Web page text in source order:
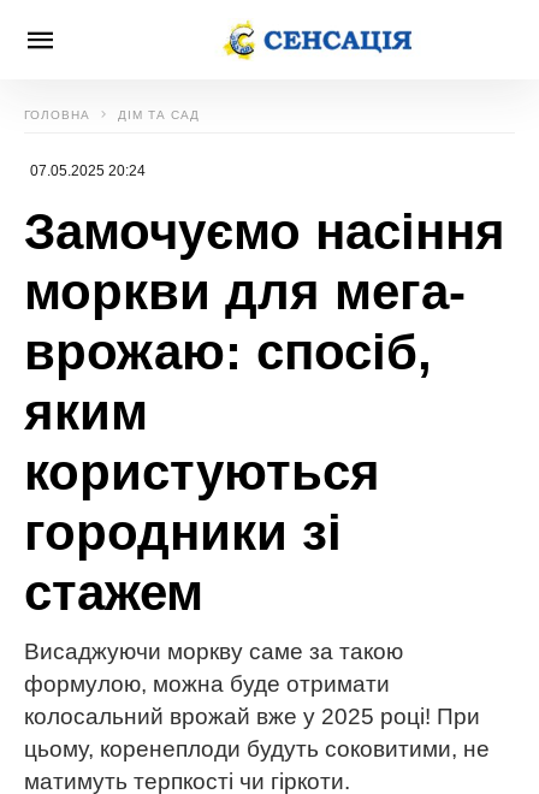
ГОЛОВНА ДІМ ТА САД
07.05.2025 20:24
Замочуємо насіння
моркви для мега-
врожаю: спосіб,
яким
користуються
городники зі
стажем
Висаджуючи моркву саме за такою
формулою, можна буде отримати
колосальний врожай вже у 2025 році! При
цьому, коренеплоди будуть соковитими, не
матимуть терпкості чи гіркоти.